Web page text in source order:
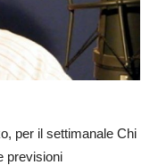
per il settimanale Chi
previsioni